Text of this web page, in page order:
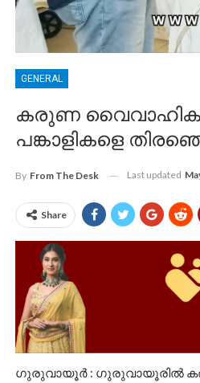
GENERAL
കരുണ വൈവാഹിക
പങ്കാളികളെ
By From The Desk Last updated
Share
ഗുരുവായൂർ : ഗുരുവായൂരിൽ